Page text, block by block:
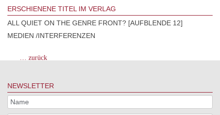
ERSCHIENENE TITEL IM VERLAG
ALL QUIET ON THE GENRE FRONT? [AUFBLENDE 12]
MEDIEN /INTERFERENZEN
… zurück
NEWSLETTER